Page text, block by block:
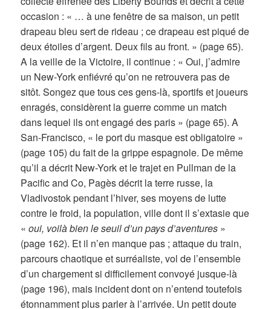
occasion : « … à une fenêtre de sa maison, un petit
drapeau bleu sert de rideau ; ce drapeau est piqué de
deux étoiles d’argent. Deux fils au front. » (page 65).
A la veille de la Victoire, il continue : « Oui, j’admire
un New-York enfiévré qu’on ne retrouvera pas de
sitôt. Songez que tous ces gens-là, sportifs et joueurs
enragés, considèrent la guerre comme un match
dans lequel ils ont engagé des paris » (page 65). A
San-Francisco, « le port du masque est obligatoire »
(page 105) du fait de la grippe espagnole. De même
qu’il a décrit New-York et le trajet en Pullman de la
Pacific and Co, Pagès décrit la terre russe, la
Vladivostok pendant l’hiver, ses moyens de lutte
contre le froid, la population, ville dont il s’extasie que
«oui, voilà bien le seuil d’un pays d’aventures »
(page 162). Et il n’en manque pas ; attaque du train,
parcours chaotique et surréaliste, vol de l’ensemble
d’un chargement si difficilement convoyé jusque-là
(page 196), mais incident dont on n’entend toutefois
étonnamment plus parler à l’arrivée. Un petit doute